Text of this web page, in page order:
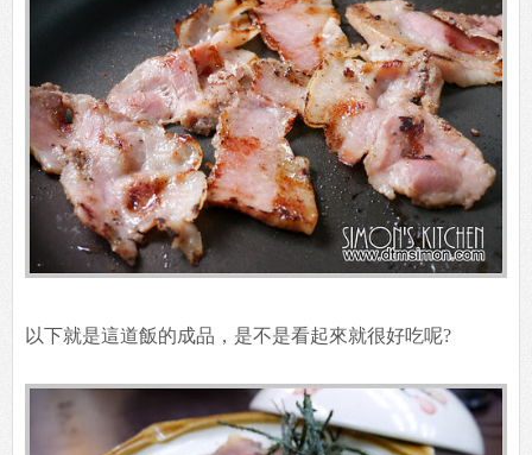
以下就是這道飯的成品，是不是看起來就很好吃呢?